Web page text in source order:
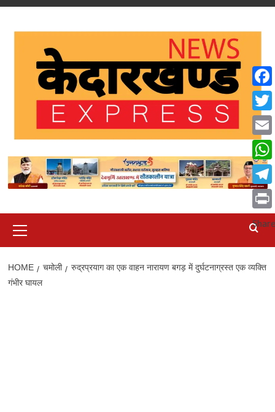
Skip
Menu
HOME चमोली
रुद्रप्रयाग का एक वाहन नारायण बगड़ में दुर्घटनाग्रस्त एक व्यक्ति
गंभीर घायल
Email
Print
Share